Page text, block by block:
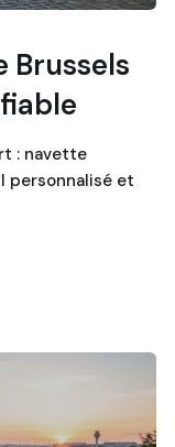
Brussels
: navette
personnalisé et